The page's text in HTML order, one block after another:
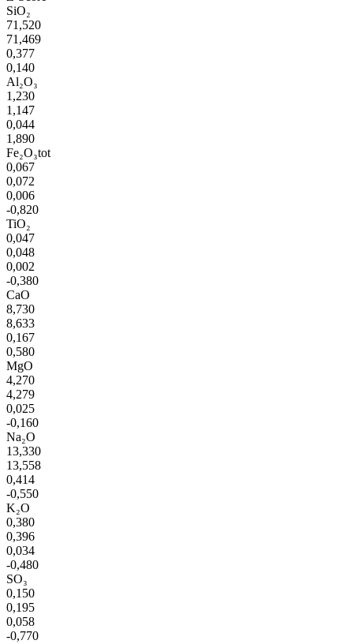
SiO₂
71,520
71,469
0,377
0,140
Al₂O₃
1,230
1,147
0,044
1,890
Fe₂O₃tot
0,067
0,072
0,006
-0,820
TiO₂
0,047
0,048
0,002
-0,380
CaO
8,730
8,633
0,167
0,580
MgO
4,270
4,279
0,025
-0,160
Na₂O
13,330
13,558
0,414
-0,550
K₂O
0,380
0,396
0,034
-0,480
SO₃
0,150
0,195
0,058
-0,770